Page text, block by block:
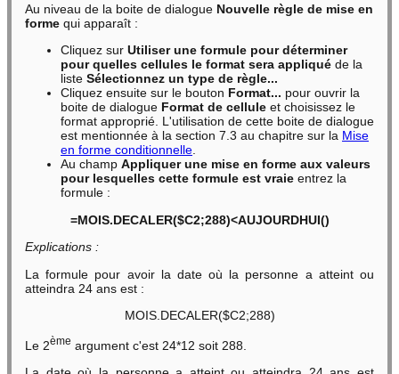
Au niveau de la boite de dialogue Nouvelle règle de mise en
forme qui apparaît :
Cliquez sur Utiliser une formule pour déterminer
pour quelles cellules le format sera appliqué de la
liste Sélectionnez un type de règle...
Cliquez ensuite sur le bouton Format... pour ouvrir la
boite de dialogue Format de cellule et choisissez le
format approprié. L'utilisation de cette boite de dialogue
est mentionnée à la section 7.3 au chapitre sur la Mise
en forme conditionnelle.
Au champ Appliquer une mise en forme aux valeurs
pour lesquelles cette formule est vraie entrez la
formule :
=MOIS.DECALER($C2;288)<AUJOURDHUI()
Explications :
La formule pour avoir la date où la personne a atteint ou
atteindra 24 ans est :
MOIS.DECALER($C2;288)
Le 2ème argument c'est 24*12 soit 288.